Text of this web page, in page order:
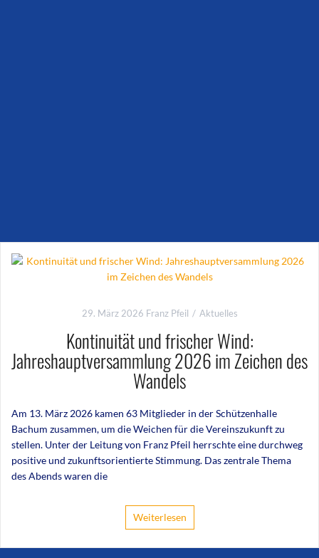
29. März 2026 Franz Pfeil Aktuelles
Kontinuität und frischer Wind:
Jahreshauptversammlung 2026 im Zeichen des
Wandels
Am 13. März 2026 kamen 63 Mitglieder in der Schützenhalle
Bachum zusammen, um die Weichen für die Vereinszukunft zu
stellen. Unter der Leitung von Franz Pfeil herrschte eine durchweg
positive und zukunftsorientierte Stimmung. Das zentrale Thema
des Abends waren die
Weiterlesen